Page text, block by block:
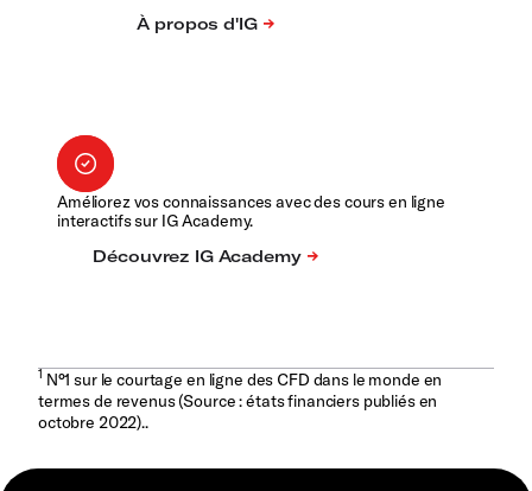
Améliorez vos connaissances avec des cours en ligne
interactifs sur IG Academy.
1N°1 sur le courtage en ligne des CFD dans le monde en
termes de revenus (Source : états financiers publiés en
octobre 2022)..